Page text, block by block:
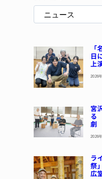
日
上
2026
宮
る
劇
2026
ラ
祭
広